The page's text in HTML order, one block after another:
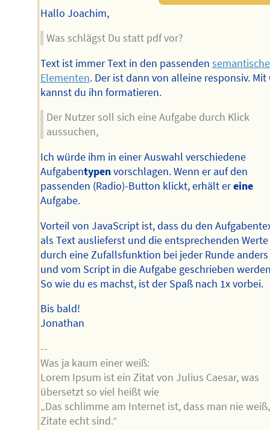
Hallo Joachim,
Was schlägst Du statt pdf vor?
Text ist immer Text in den passenden
Elementen. Der ist dann von alleine responsiv. Mit
kannst du ihn formatieren.
Der Nutzer soll sich eine Aufgabe durch Klick
aussuchen,
Ich würde ihm in einer Auswahl verschiedene
Aufgabentypenvorschlagen. Wenn er auf den
passenden (Radio)-Button klickt, erhält ereine
Aufgabe.
Vorteil von JavaScript ist, dass du den
als Text auslieferst und die entsprechenden Werte
durch eine Zufallsfunktion bei jeder Runde
und vom Script in die Aufgabe geschrieben
So wie du es machst, ist der Spaß nach 1x vorbei.
Bis bald!
Jonathan
--
Was ja kaum einer weiß:
Lorem Ipsum ist ein Zitat von Julius Caesar, was
übersetzt so viel heißt wie
„Das schlimme am Internet ist, dass man nie
Zitate echt sind.“